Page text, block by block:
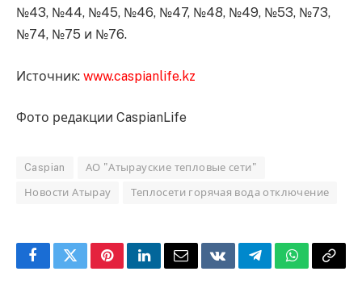
№43, №44, №45, №46, №47, №48, №49, №53, №73,
№74, №75 и №76.
Источник: www.caspianlife.kz
Фото редакции CaspianLife
Caspian АО "Атырауские тепловые сети"
Новости Атырау Теплосети горячая вода отключение
FacebookTwitterPinterestLinkedInEmailVKontakteTelegramWhatsApp
Copy